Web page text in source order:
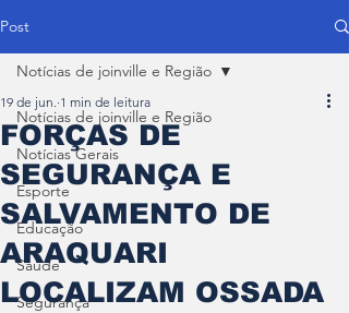
Post
Notícias de joinville e Região
Notícias Gerais
Esporte
Educação
Saúde
Segurança
Notícias de joinville e Região
FORÇAS DE
SEGURANÇA E
SALVAMENTO DE
ARAQUARI
LOCALIZAM OSSADA
19 de jun. 1 min de leitura